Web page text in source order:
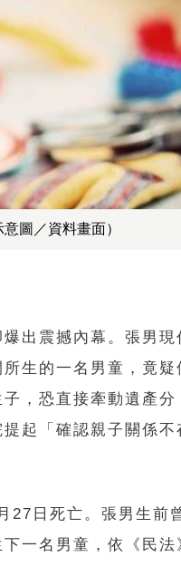
圖／資料畫面）
出震撼內幕。張男現
生的一名男童，竟疑
，恐直接牽動遺產分
起「確認親子關係不
27日死亡。張男生前
一名男童，依《民法